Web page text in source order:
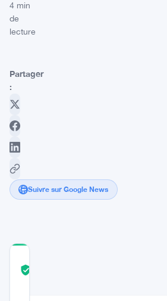
4 min
de
lecture
Partager
:
Suivre sur Google News